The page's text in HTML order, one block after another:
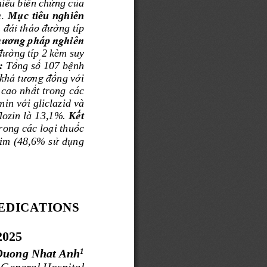
Mục tiêu nghiên
đái tháo đường típ
pháp nghiên
ờng típ 2 kèm suy
Tổng số 107 bệnh
tương đồng với
cao nhất trong các
với gliclazid và
là 13,1%. Kết
ong các loại thuốc
(48,6% sửdụng
Nhat Anh1